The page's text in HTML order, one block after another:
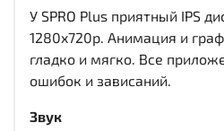
У SPRO Plus приятный IPS
1280x720р. Анимация и
гладко и мягко. Все
ошибок и зависаний.
Звук